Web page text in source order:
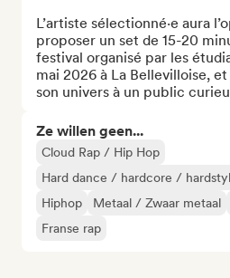
L’artiste sélectionné·e aura
proposer un set de 15-20
festival organisé par les
mai 2026 à La Bellevilloise,
son univers à un public
Ze willen geen...
Cloud Rap / Hip Hop
Hard dance / hardcore /
Hiphop
Metaal / Zwaar metaal
Franse rap